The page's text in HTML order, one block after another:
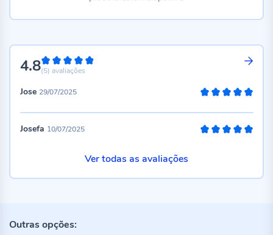
4.896%
(5) avaliações
Jose 29/07/2025
Josefa 10/07/2025
Ver todas as avaliações
Outras opções: